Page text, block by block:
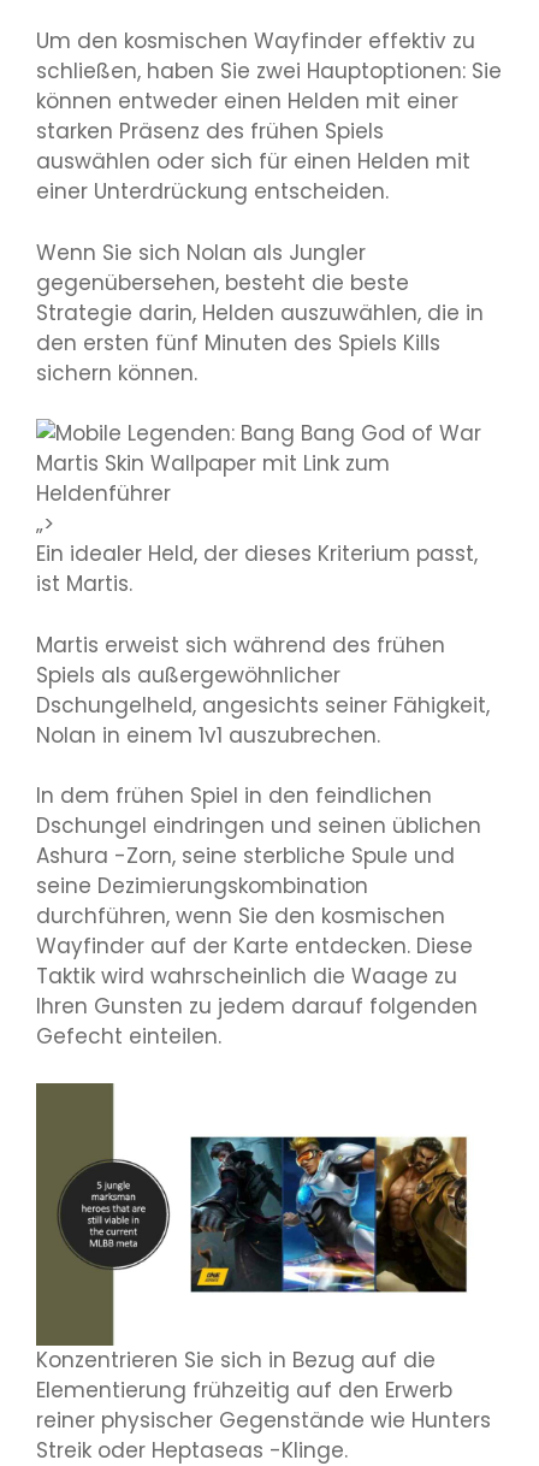
Um den kosmischen Wayfinder effektiv zu
schließen, haben Sie zwei Hauptoptionen: Sie
können entweder einen Helden mit einer
starken Präsenz des frühen Spiels
auswählen oder sich für einen Helden mit
einer Unterdrückung entscheiden.
Wenn Sie sich Nolan als Jungler
gegenübersehen, besteht die beste
Strategie darin, Helden auszuwählen, die in
den ersten fünf Minuten des Spiels Kills
sichern können.
„>
Ein idealer Held, der dieses Kriterium passt,
ist Martis.
Martis erweist sich während des frühen
Spiels als außergewöhnlicher
Dschungelheld, angesichts seiner Fähigkeit,
Nolan in einem 1v1 auszubrechen.
In dem frühen Spiel in den feindlichen
Dschungel eindringen und seinen üblichen
Ashura -Zorn, seine sterbliche Spule und
seine Dezimierungskombination
durchführen, wenn Sie den kosmischen
Wayfinder auf der Karte entdecken. Diese
Taktik wird wahrscheinlich die Waage zu
Ihren Gunsten zu jedem darauf folgenden
Gefecht einteilen.
Konzentrieren Sie sich in Bezug auf die
Elementierung frühzeitig auf den Erwerb
reiner physischer Gegenstände wie Hunters
Streik oder Heptaseas -Klinge.